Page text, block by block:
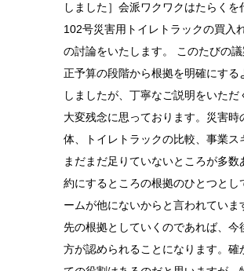
しました］会派ワクワクはたらくを
102号災害用トイレトラックの買入
の討論をいたします。 このたびの
正予算の段階から根拠を明確にする
しましたが、丁寧なご説明をいただ
大変残念に思っております。災害時
体、トイレトラックの比較、事業ス
まだまだ足りていないところが多数
約にするところの根拠のひとつとし
ームが他にないからと言われていま
先の根拠としていくのであれば、今
方が認められることになります。確